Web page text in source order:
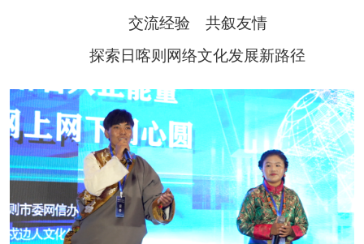
交流经验 共叙友情
探索日喀则网络文化发展新路径